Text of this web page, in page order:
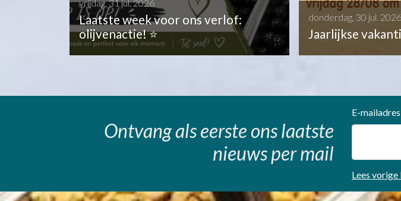
vrijdag, 31 jul. 2026
Laatste week voor ons verlof:
olijvenactie! ⭐
donderdag, 30 jul. 2026
Jaarlijkse
Ontvang als eerste ons laatste
nieuws per mail
E-mailadres
Lees